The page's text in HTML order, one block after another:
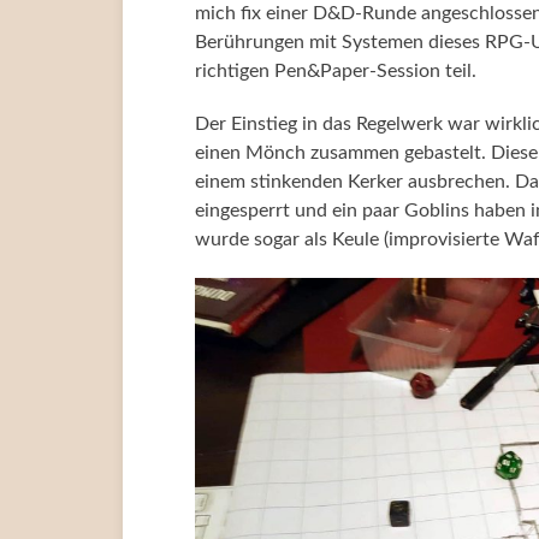
mich fix einer D&D-Runde
Berührungen mit Systemen dieses
richtigen Pen&Paper-Session teil.
Der Einstieg in das Regelwerk war
einen Mönch zusammen gebastelt.
einem stinkenden Kerker ausbrechen.
eingesperrt und ein paar Goblins haben
wurde sogar als Keule (improvisierte